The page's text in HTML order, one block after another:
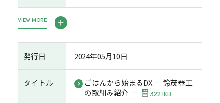
VIEW MORE
発行日 2024年05月10日
タイトル
ごはんから始まるDX － 鈴茂器工
の取組み紹介 －
322.1KB